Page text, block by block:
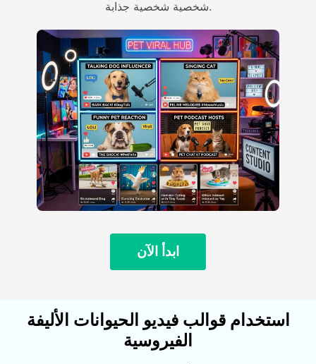
شخصية شخصية جذابة.
ابدأ الآن
استخدام قوالب فيديو الحيوانات الأليفة
الفيروسية